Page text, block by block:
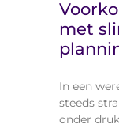
met
In een
steeds
onder